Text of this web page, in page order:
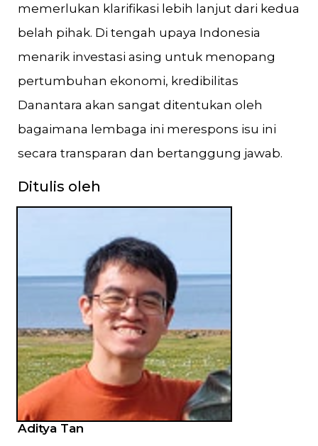
memerlukan klarifikasi lebih lanjut dari kedua
belah pihak. Di tengah upaya Indonesia
menarik investasi asing untuk menopang
pertumbuhan ekonomi, kredibilitas
Danantara akan sangat ditentukan oleh
bagaimana lembaga ini merespons isu ini
secara transparan dan bertanggung jawab.
Ditulis oleh
Aditya Tan